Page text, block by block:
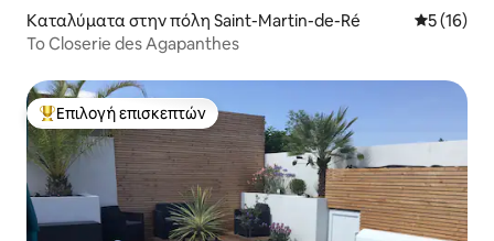
Καταλύματα στην πόλη Saint-Martin-de-Ré Μέση
5 (16)
Το Closerie des Agapanthes
Κορυφαία επιλογή επισκεπτών
Επιλογή επισκεπτών